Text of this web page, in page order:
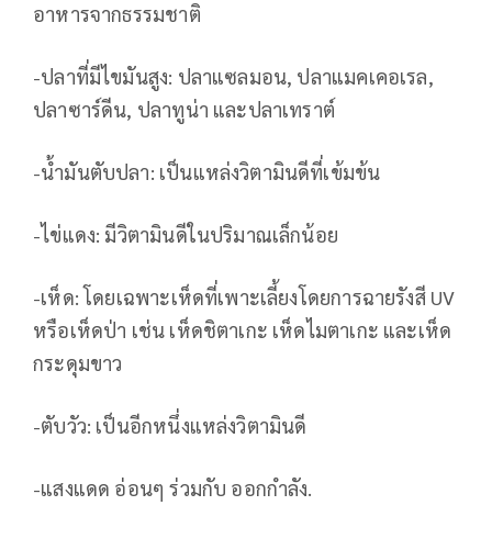
อาหารจากธรรมชาติ
-ปลาที่มีไขมันสูง: ปลาแซลมอน, ปลาแมคเคอเรล,
ปลาซาร์ดีน, ปลาทูน่า และปลาเทราต์
-น้ำมันตับปลา: เป็นแหล่งวิตามินดีที่เข้มข้น
-ไข่แดง: มีวิตามินดีในปริมาณเล็กน้อย
-เห็ด: โดยเฉพาะเห็ดที่เพาะเลี้ยงโดยการฉายรังสี UV
หรือเห็ดป่า เช่น เห็ดชิตาเกะ เห็ดไมตาเกะ และเห็ด
กระดุมขาว
-ตับวัว: เป็นอีกหนึ่งแหล่งวิตามินดี
-แสงแดด อ่อนๆ ร่วมกับ ออกกำลัง.